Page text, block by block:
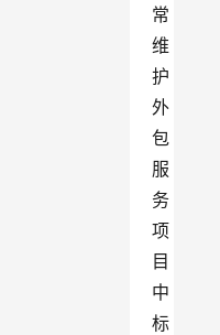
常
维
护
外
包
服
务
项
目
中
标